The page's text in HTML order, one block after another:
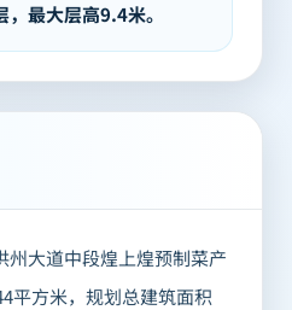
最大层高9.4米。
州大道中段煌上煌预制菜产
平方米，规划总建筑面积